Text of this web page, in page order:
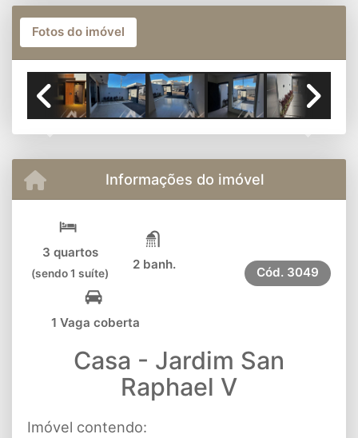
Fotos do imóvel
Informações do imóvel
3 quartos
(sendo 1 suíte)
2 banh.
1 Vaga coberta
Cód. 3049
Casa - Jardim San
Raphael V
Imóvel contendo: